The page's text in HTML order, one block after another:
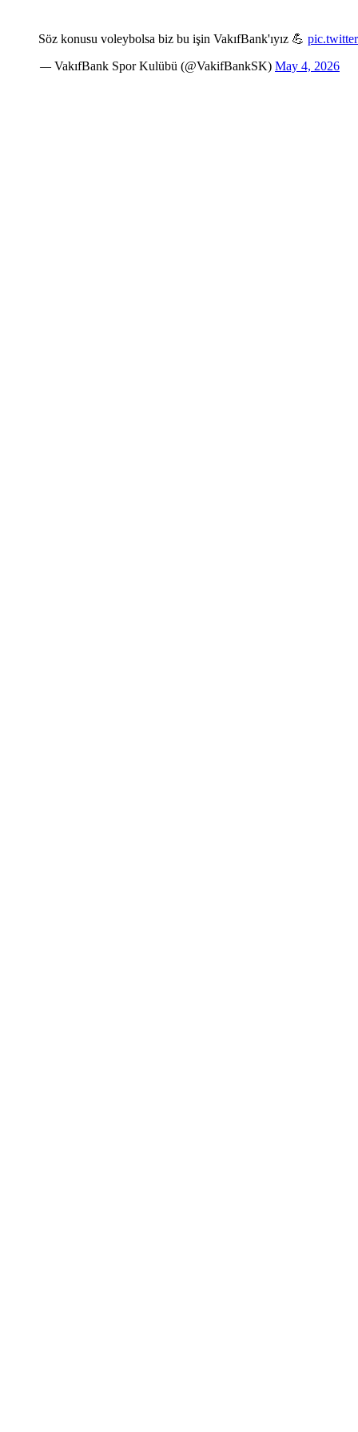
Söz konusu voleybolsa biz bu işin VakıfBank'ıyız 💪
— VakıfBank Spor Kulübü (@VakifBankSK) May 4, 2026